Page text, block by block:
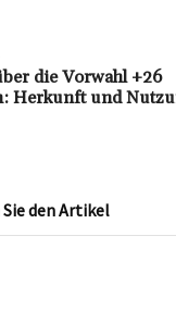
die Vorwahl +26
Herkunft und
den Artikel